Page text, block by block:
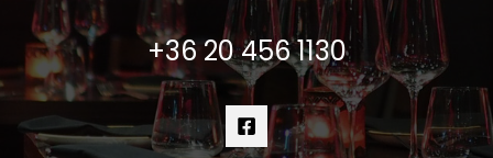
+36 20 456 1130